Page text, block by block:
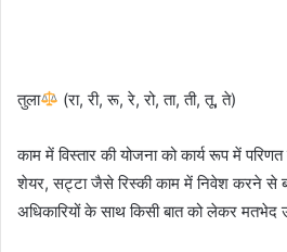
तुला (रा, री, रू, रे, रो, ता, ती, तू, ते)
काम में विस्तार की योजना को कार्य रूप में
शेयर, सट्टा जैसे रिस्की काम में निवेश करने से
अधिकारियों के साथ किसी बात को लेकर मतभेद